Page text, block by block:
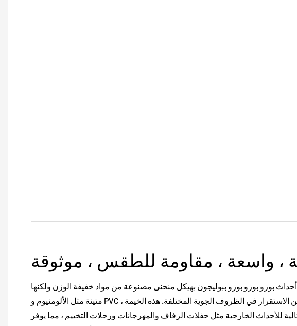
، واسعة ، مقاومة للطقس ، موثوقة
بوزو بوزو بوزو ببوليجون بهيكل منحنى مصنوعة من مواد خفيفة الوزن ولكنها
متينة مثل الألومنيوم و PVC ، مما يضمن الاستقرار في الظروف الجوية المختلفة. هذه الخيمة
للأحداث الخارجية مثل حفلات الزفاف والمهرجانات ورحلات التخييم ، مما يوفر